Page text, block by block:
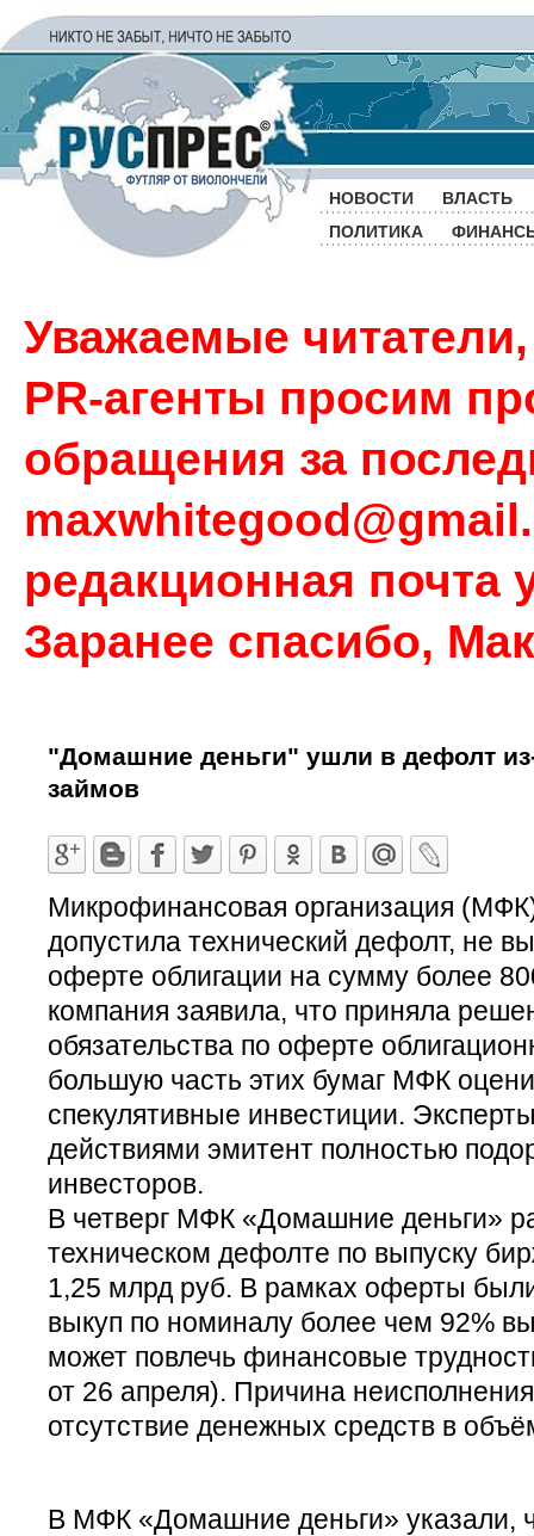
НОВОСТИ
ВЛАСТЬ
ПОЛИТИКА
Уважаемые
PR-агенты просим
обращения за
редакционная почта
Заранее спасибо,
"Домашние деньги" ушли в дефолт
займов
Микрофинансовая организация
допустила технический дефолт, не
оферте облигации на сумму более
компания заявила, что приняла
обязательства по оферте
большую часть этих бумаг МФК
спекулятивные инвестиции.
действиями эмитент полностью
инвесторов.
В четверг МФК «Домашние деньги»
техническом дефолте по выпуску
1,25 млрд руб. В рамках оферты
выкуп по номиналу более чем 92%
может повлечь финансовые
от 26 апреля). Причина
отсутствие денежных средств в
В МФК «Домашние деньги» указали,